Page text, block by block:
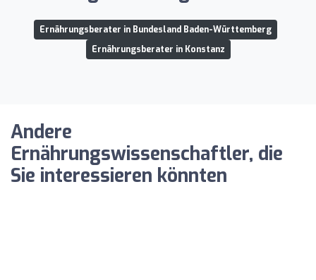
Ernährungsberater in Bundesland Baden-Württemberg
Ernährungsberater in Konstanz
Andere
Ernährungswissenschaftler, die
Sie interessieren könnten